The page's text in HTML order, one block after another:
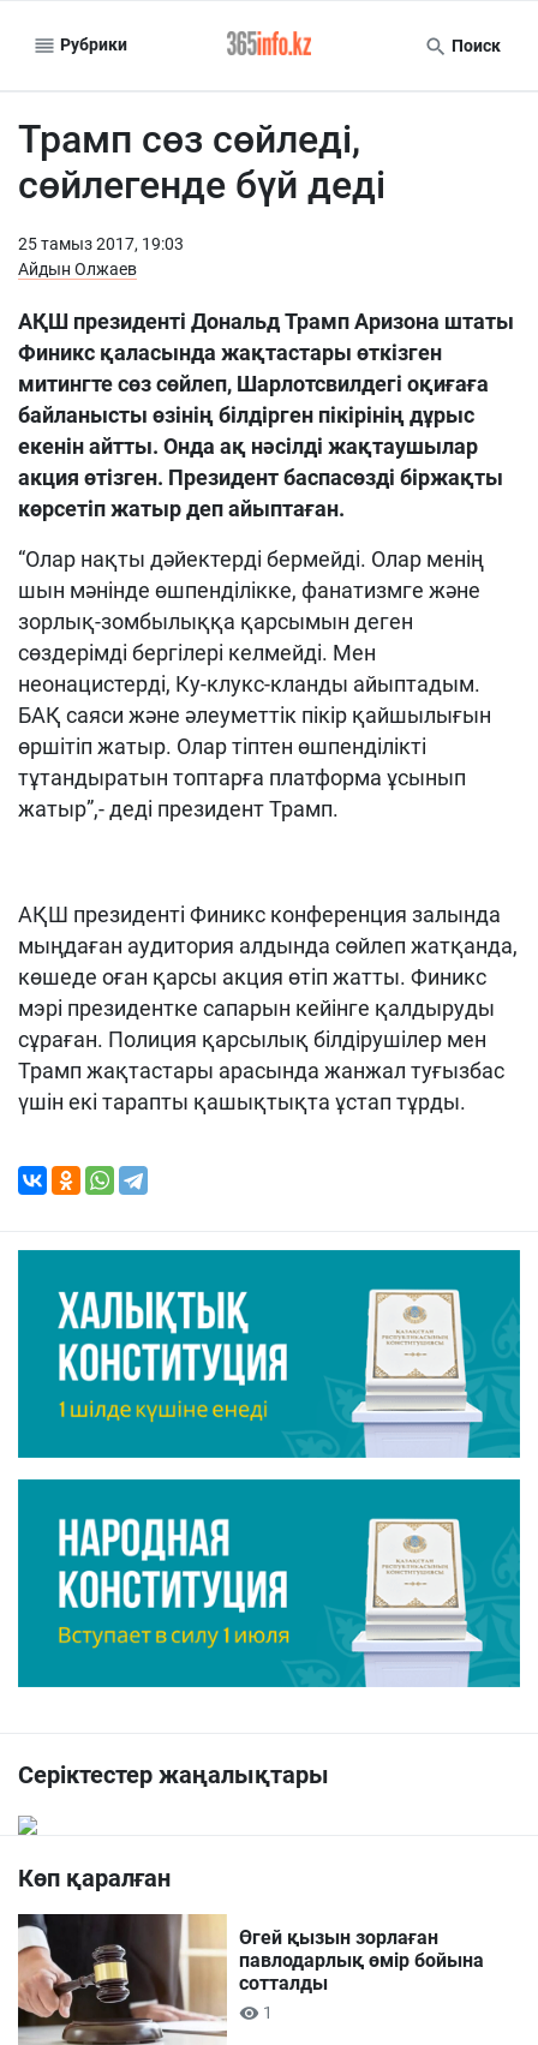
Рубрики Поиск
Трамп сөз сөйледі,
сөйлегенде бүй деді
25 тамыз 2017, 19:03
Айдын Олжаев
АҚШ президенті Дональд Трамп Аризона штаты
Финикс қаласында жақтастары өткізген
митингте сөз сөйлеп, Шарлотсвилдегі оқиғаға
байланысты өзінің білдірген пікірінің дұрыс
екенін айтты. Онда ақ нәсілді жақтаушылар
акция өтізген. Президент баспасөзді біржақты
көрсетіп жатыр деп айыптаған.
“Олар нақты дәйектерді бермейді. Олар менің
шын мәнінде өшпенділікке, фанатизмге және
зорлық-зомбылыққа қарсымын деген
сөздерімді бергілері келмейді. Мен
неонацистерді, Ку-клукс-кланды айыптадым.
БАҚ саяси және әлеуметтік пікір қайшылығын
өршітіп жатыр. Олар тіптен өшпенділікті
тұтандыратын топтарға платформа ұсынып
жатыр”,- деді президент Трамп.
АҚШ президенті Финикс конференция залында
мыңдаған аудитория алдында сөйлеп жатқанда,
көшеде оған қарсы акция өтіп жатты. Финикс
мэрі президентке сапарын кейінге қалдыруды
сұраған. Полиция қарсылық білдірушілер мен
Трамп жақтастары арасында жанжал туғызбас
үшін екі тарапты қашықтықта ұстап тұрды.
Серіктестер жаңалықтары
Көп қаралған
Өгей қызын зорлаған
павлодарлық өмір бойына
сотталды
1